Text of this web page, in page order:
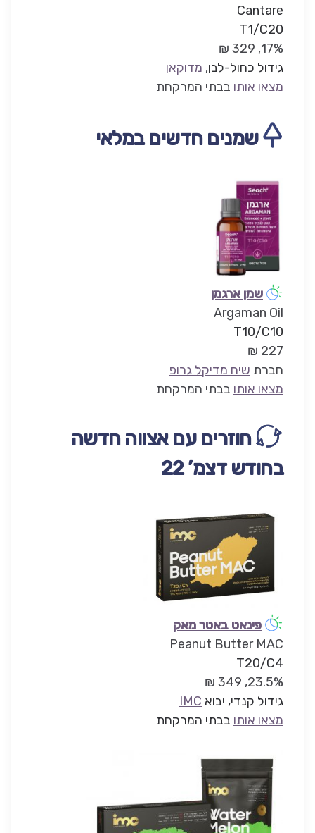
Cantare
T1/C20
17%, 329 ₪
גידול כחול-לבן, מדוקאן
מצאו אותו בבתי המרקחת
שמנים חדשים במלאי
שמן ארגמן
Argaman Oil
T10/C10
227 ₪
חברת שיח מדיקל גרופ
מצאו אותו בבתי המרקחת
חוזרים עם אצווה חדשה
בחודש דצמ’ 22
פינאט באטר מאק
Peanut Butter MAC
T20/C4
23.5%, 349 ₪
גידול קנדי, יבוא IMC
מצאו אותו בבתי המרקחת